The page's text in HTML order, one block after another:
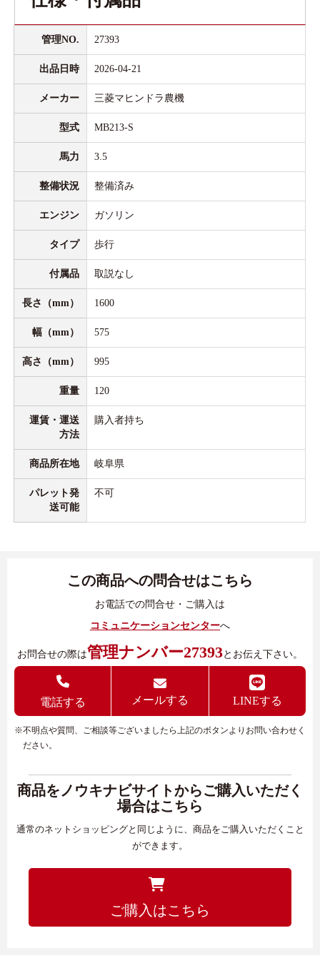
管理NO. 27393
出品日時 2026-04-21
メーカー 三菱マヒンドラ農機
型式 MB213-S
馬力 3.5
整備状況 整備済み
エンジン ガソリン
タイプ 歩行
付属品 取説なし
長さ（mm） 1600
幅（mm） 575
高さ（mm） 995
重量 120
運賃・運送
方法
購入者持ち
商品所在地 岐阜県
パレット発
送可能
不可
この商品への問合せはこちら
お電話での問合せ・ご購入は
コミュニケーションセンターへ
お問合せの際は管理ナンバー27393とお伝え下さい。
電話する メールする LINEする
※不明点や質問、ご相談等ございましたら上記のボタンよりお問い合わせく
ださい。
商品をノウキナビサイトからご購入いただく
場合はこちら
通常のネットショッピングと同じように、商品をご購入いただくこと
ができます。
ご購入はこちら